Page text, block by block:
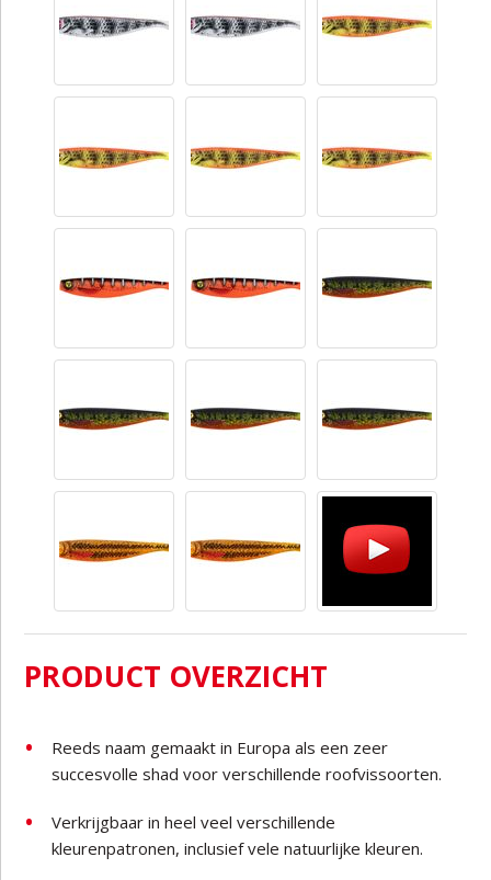
PRODUCT OVERZICHT
Reeds naam gemaakt in Europa als een zeer
succesvolle shad voor verschillende roofvissoorten.
Verkrijgbaar in heel veel verschillende
kleurenpatronen, inclusief vele natuurlijke kleuren.